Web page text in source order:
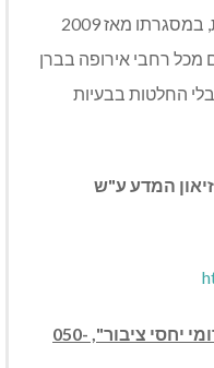
להשתתף בפורום השווייצרי לכישרונות, במסגרתו מאז 2009
בשוויץ כ-70 תלמידים מכל רחבי אירופה בברן
החלטות בבעיות
המדע ע"ש
לפרטים נוספים: יהב אשד, "ענת מרומי יחסי ציבור", 050-